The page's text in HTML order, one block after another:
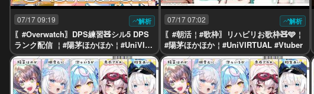
07/17 09:19 解析
〖#Overwatch〗DPS練習🧸シル5 DPS
ランク配信 ￤#陽茅ほかほか￤#UniVIRT
UAL #Vtuber
07/17 07:02 解析
〖#朝活￤#歌枠〗リハビリお歌枠🧸🩵￤
#陽茅ほかほか￤#UniVIRTUAL #Vtuber